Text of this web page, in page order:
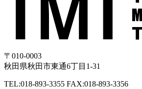
〒010-0003
秋田県秋田市東通6丁目1-31
TEL:018-893-3355 FAX:018-893-3356